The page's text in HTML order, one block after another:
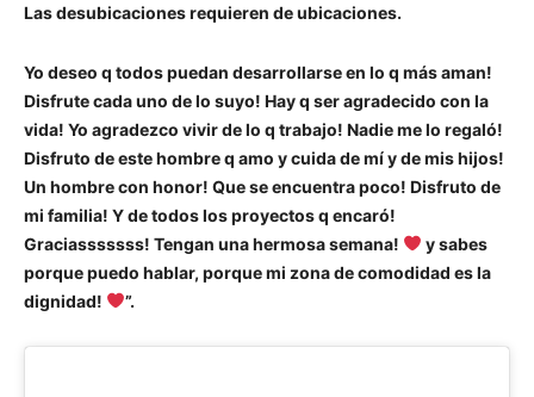
Las desubicaciones requieren de ubicaciones.
Yo deseo q todos puedan desarrollarse en lo q más aman!
Disfrute cada uno de lo suyo! Hay q ser agradecido con la
vida! Yo agradezco vivir de lo q trabajo! Nadie me lo regaló!
Disfruto de este hombre q amo y cuida de mí y de mis hijos!
Un hombre con honor! Que se encuentra poco! Disfruto de
mi familia! Y de todos los proyectos q encaró!
Graciasssssss! Tengan una hermosa semana!
y sabes
porque puedo hablar, porque mi zona de comodidad es la
dignidad!
”.